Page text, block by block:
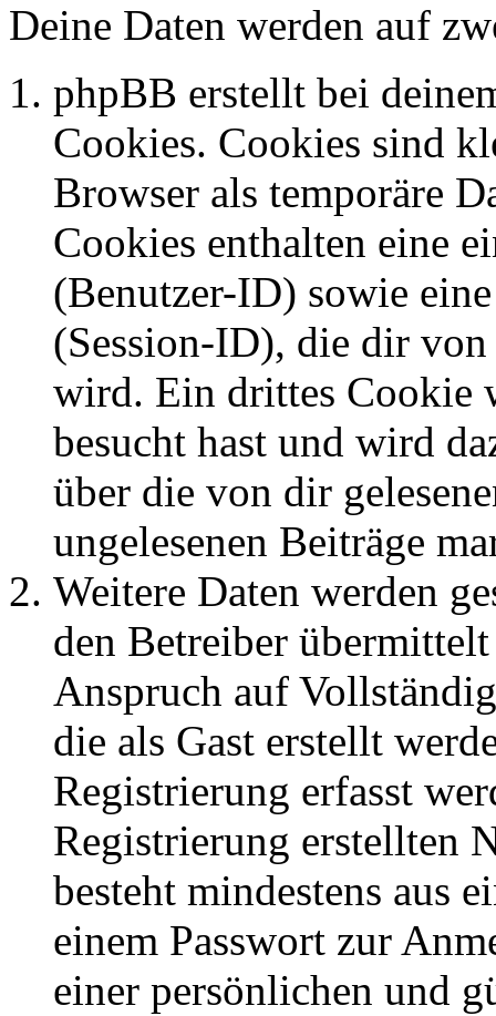
Deine Daten werden auf
phpBB erstellt bei
Cookies. Cookies sind
Browser als temporäre
Cookies enthalten eine
(Benutzer-ID) sowie
(Session-ID), die dir
wird. Ein drittes Cookie
besucht hast und wird
über die von dir
ungelesenen Beiträge
Weitere Daten werden
den Betreiber
Anspruch auf
die als Gast erstellt
Registrierung erfasst
Registrierung erstellten
besteht mindestens aus
einem Passwort zur
einer persönlichen und